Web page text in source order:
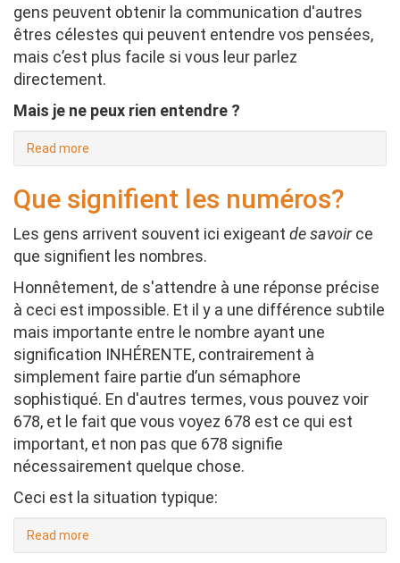
gens peuvent obtenir la communication d'autres
êtres célestes qui peuvent entendre vos pensées,
mais c’est plus facile si vous leur parlez
directement.
Mais je ne peux rien entendre ?
Read more
Les
de
11:11
me
fou
!
Que signifient les numéros?
Les gens arrivent souvent ici exigeant de savoirce
que signifient les nombres.
Honnêtement, de s'attendre à une réponse précise
à ceci est impossible. Et il y a une différence subtile
mais importante entre le nombre ayant une
signification INHÉRENTE, contrairement à
simplement faire partie d’un sémaphore
sophistiqué. En d'autres termes, vous pouvez voir
678, et le fait que vous voyez 678 est ce qui est
important, et non pas que 678 signifie
nécessairement quelque chose.
Ceci est la situation typique:
Read more
Que